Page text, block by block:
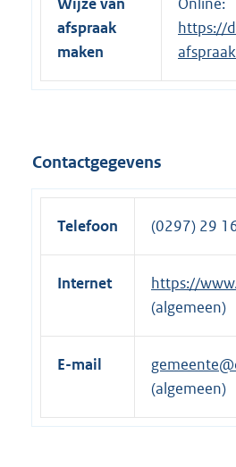
afspraak
maken
x
t
e
i
n
https://
Contactgegevens
Telefoon (0297) 29
Internet
E
x
t
r
e
https://
(algemeen)
E-mail
(algemeen)